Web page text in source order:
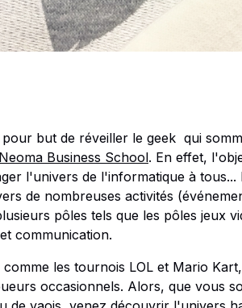
but de réveiller le geek qui
Neoma Business School. En effet,
l'univers de l'informatique à tous...
de nombreuses activités
pôles tels que les pôles jeux
communication.
les tournois LOL et Mario Kart,
occasionnels. Alors, que vous